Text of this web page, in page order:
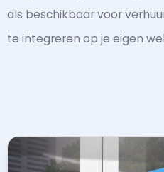
als beschikbaar voor
te integreren op je eigen